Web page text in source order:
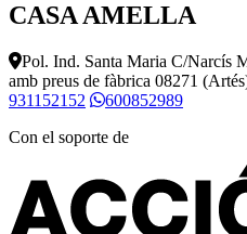
CASA AMELLA
Pol. Ind. Santa Maria C/Narcís
amb preus de fàbrica 08271
931152152
600852989
Con el soporte de